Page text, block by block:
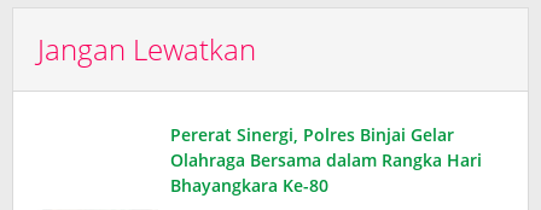
Jangan Lewatkan
Pererat Sinergi, Polres Binjai Gelar
Olahraga Bersama dalam Rangka Hari
Bhayangkara Ke-80